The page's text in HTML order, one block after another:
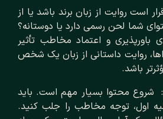
است روایت از زبان برند باشد یا از
شما لحن رسمی دارد یا دوستانه؟
باورپذیری و اعتماد مخاطب تأثیر
روایت داستانی از زبان یک شخص
باشد.
محتوا بسیار مهم است. باید
در ۳ تا ۵ ثانیه اول، توجه مخاطب را جلب کنید.